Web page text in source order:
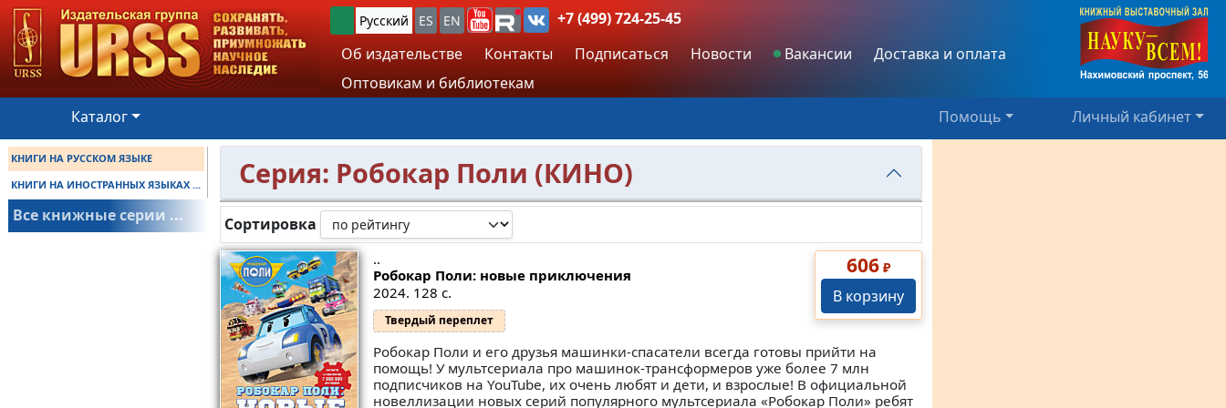
Русский ES EN
+7 (499) 724-25-45
Об издательстве
Контакты Подписаться Новости Вакансии
Доставка и оплата
Оптовикам и библиотекам
Каталог
Помощь Личный кабинет
КНИГИ НА РУССКОМ ЯЗЫКЕ
КНИГИ НА ИНОСТРАННЫХ ЯЗЫКАХ ...
Все книжные серии ...
Серия: Робокар Поли (КИНО)
Сортировка
606 ₽
В корзину
..
Робокар Поли: новые приключения
2024. 128 с.
Твердый переплет
Робокар Поли и его друзья машинки-спасатели всегда готовы прийти на
помощь! У мультсериала про машинок-трансформеров уже более 7 млн
подписчиков на YouTube, их очень любят и дети, и взрослые! В официальной
новеллизации новых серий популярного мультсериала «Робокар Поли» ребят